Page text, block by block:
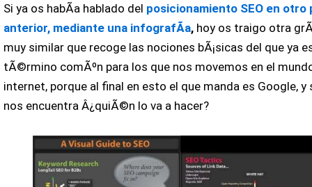
Si ya os habÃ­a hablado del posicionamiento SEO en otro
anterior, mediante una infografÃ­a, hoy os traigo otra
muy similar que recoge las nociones bÃ¡sicas del que ya
tÃ©rmino comÃºn para los que nos movemos en el
internet, porque al final en esto el que manda es Google, y
nos encuentra Â¿quiÃ©n lo va a hacer?